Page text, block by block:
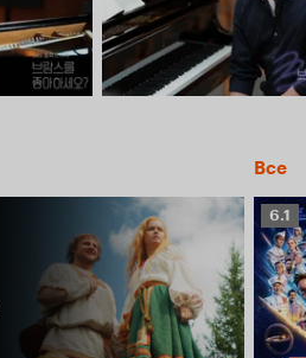
Все
6.1
6.1